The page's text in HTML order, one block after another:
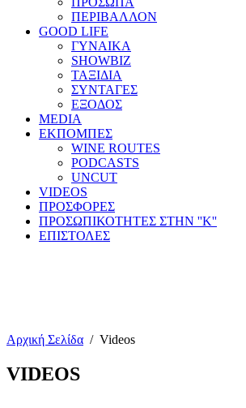
ΠΕΡΙΒΑΛΛΟΝ
GOOD LIFE
ΓΥΝΑΙΚΑ
SHOWBIZ
ΤΑΞΙΔΙΑ
ΣΥΝΤΑΓΕΣ
ΕΞΟΔΟΣ
MEDIA
ΕΚΠΟΜΠΕΣ
WINE ROUTES
PODCASTS
UNCUT
VIDEOS
ΠΡΟΣΦΟΡΕΣ
ΠΡΟΣΩΠΙΚΟΤΗΤΕΣ ΣΤΗΝ ''Κ''
ΕΠΙΣΤΟΛΕΣ
Αρχική Σελίδα / Videos
VIDEOS